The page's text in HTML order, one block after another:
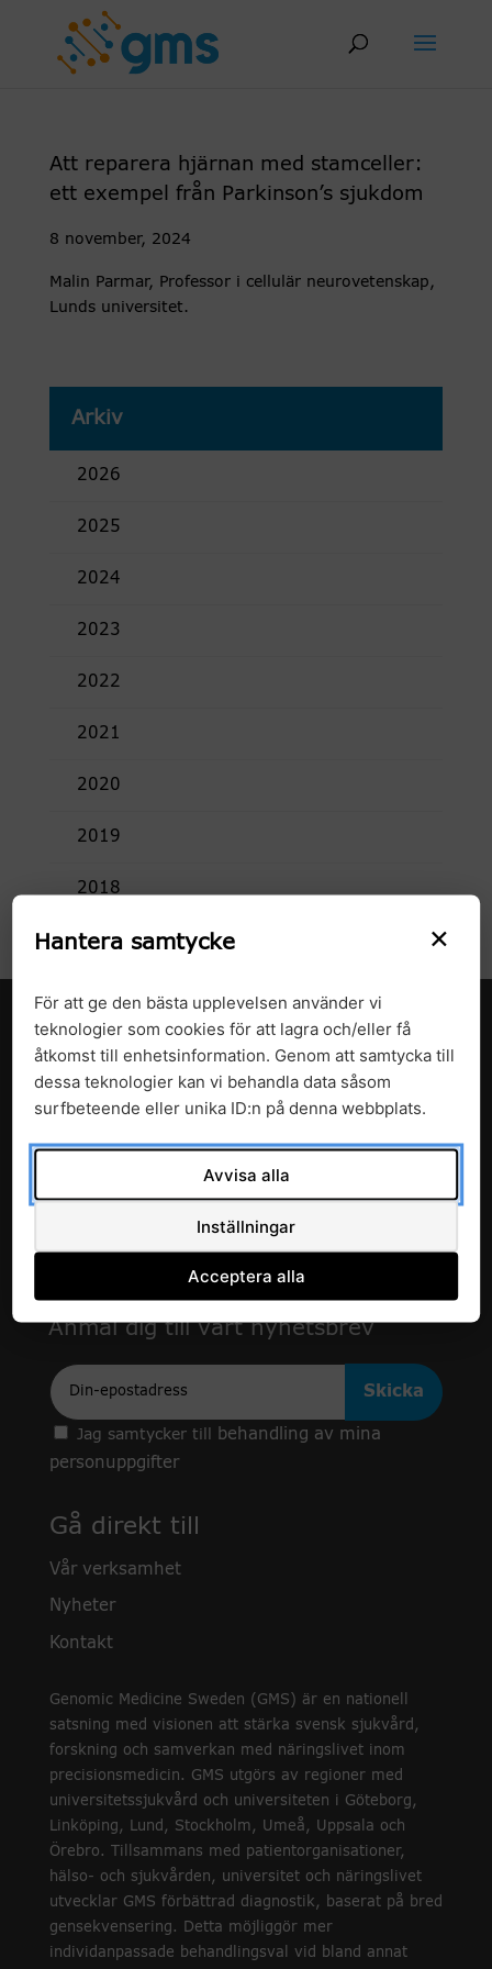
Att reparera hjärnan med stamceller:
ett exempel från Parkinson’s sjukdom
8 november, 2024
Malin Parmar, Professor i cellulär neurovetenskap,
Lunds universitet.
Arkiv
2026
2025
2024
2023
2022
2021
2020
2019
2018
Avdelningen för hälso- och sjukvårdsstyrning
Tillgänglighetsredogörelse
Anmäl dig till vårt nyhetsbrev
Epost
Jag samtycker till
behandling av mina
personuppgifter
Gå direkt till
Vår verksamhet
Nyheter
Kontakt
Genomic Medicine Sweden (GMS) är en nationell
satsning med visionen att stärka svensk sjukvård,
forskning och samverkan med näringslivet inom
precisionsmedicin. GMS utgörs av regioner med
universitetssjukvård och universiteten i Göteborg,
Linköping, Lund, Stockholm, Umeå, Uppsala och
Örebro. Tillsammans med patientorganisationer,
hälso- och sjukvården, universitet och näringslivet
utvecklar GMS förbättrad diagnostik, baserat på bred
gensekvensering. Detta möjliggör mer
individanpassade behandlingsval vid bland annat
×
Hantera samtycke
För att ge den bästa upplevelsen använder vi
teknologier som cookies för att lagra och/eller få
åtkomst till enhetsinformation. Genom att samtycka till
dessa teknologier kan vi behandla data såsom
surfbeteende eller unika ID:n på denna webbplats.
Avvisa alla
Inställningar
Acceptera alla